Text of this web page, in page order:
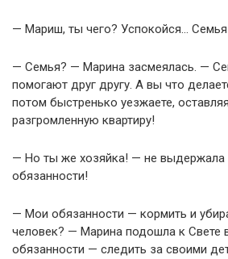
— Мариш, ты чего? Успокойся…
— Семья? — Марина засмеялась. —
помогают друг другу. А вы что
потом быстренько уезжаете,
разгромленную квартиру!
— Но ты же хозяйка! — не выдержала
обязанности!
— Мои обязанности — кормить и
человек? — Марина подошла к Свете
обязанности — следить за своими